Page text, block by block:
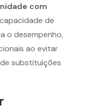
com
de
o desempenho,
ao evitar
substituições